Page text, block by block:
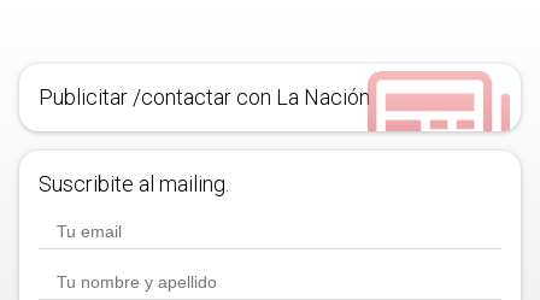
Publicitar /contactar con La Nación
Suscribite al mailing.